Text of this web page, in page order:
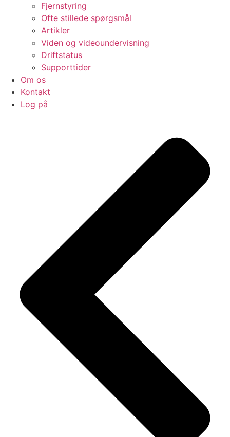
Fjernstyring
Ofte stillede spørgsmål
Artikler
Viden og videoundervisning
Driftstatus
Supporttider
Om os
Kontakt
Log på